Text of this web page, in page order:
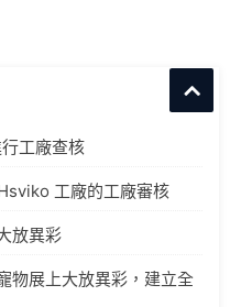
工廠查核
工廠的工廠審核
放異彩
物展上大放異彩，建立全